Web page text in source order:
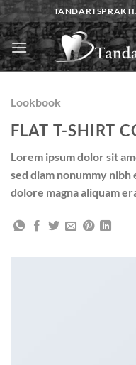
Ga
naar
inhoud
Lookbook
FLAT T-SHIRT
Lorem ipsum dolor sit
sed diam nonummy
dolore magna aliquam